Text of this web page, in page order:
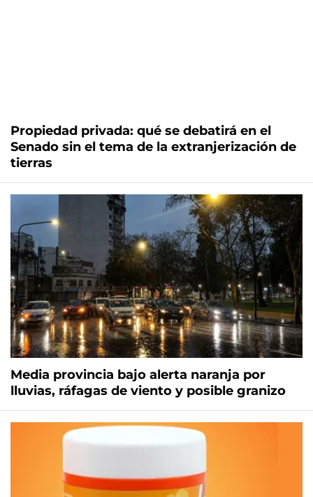
Propiedad privada: qué se debatirá en el
Senado sin el tema de la extranjerización de
tierras
Media provincia bajo alerta naranja por
lluvias, ráfagas de viento y posible granizo